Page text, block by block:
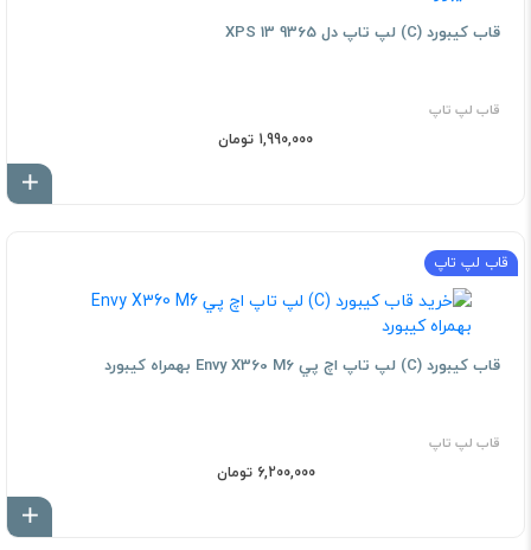
قاب کيبورد (C) لپ تاپ دل XPS 13 9365
قاب لپ تاپ
1,990,000 تومان
قاب لپ تاپ
قاب کيبورد (C) لپ تاپ اچ پي Envy X360 M6 بهمراه کيبورد
قاب لپ تاپ
6,200,000 تومان